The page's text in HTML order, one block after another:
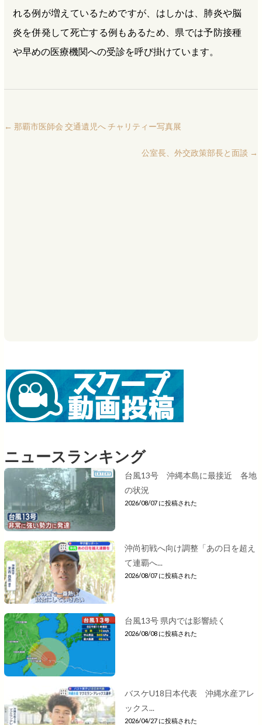
れる例が増えているためですが、はしかは、肺炎や脳
炎を併発して死亡する例もあるため、県では予防接種
や早めの医療機関への受診を呼び掛けています。
← 那覇市医師会 交通遺児へ チャリティー写真展
公室長、外交政策部長と面談 →
ニュースランキング
台風13号 沖縄本島に最接近 各地
の状況
2026/08/07 に投稿された
沖尚初戦へ向け調整「あの日を超え
て連覇へ...
2026/08/07 に投稿された
台風13号 県内では影響続く
2026/08/08 に投稿された
バスケU18日本代表 沖縄水産アレ
ックス...
2026/04/27 に投稿された